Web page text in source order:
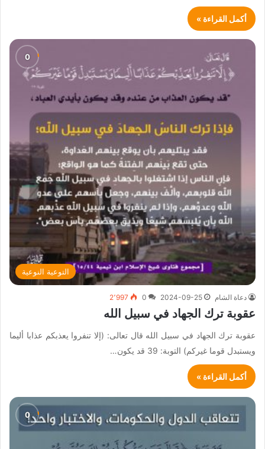
أكمل القراءة »
التوعية النوعية
دعاة الشام 2024-09-25
0 2٬997
عقوبة ترك الجهاد في سبيل الله
عقوبة ترك الجهاد في سبيل الله قال تعالى: (إلا تنفروا يعذبكم عذابا أليما
ويستبدل قوما غيركم) التوبة: 39 قد يكون…
أكمل القراءة »